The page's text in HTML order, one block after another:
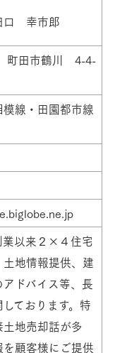
口 幸市郎
町田市鶴川 4-4-
線・田園都市線
業以来２×４住宅
地情報提供、建
ドバイス等、長
ております。特
地売却話が多
顧客様にご提供